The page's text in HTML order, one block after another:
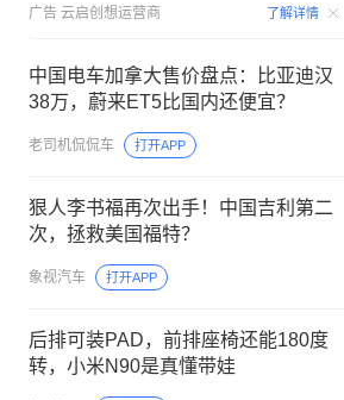
广告 云启创想运营商 了解详情
中国电车加拿大售价盘点：比亚迪汉
38万，蔚来ET5比国内还便宜？
老司机侃侃车 打开APP
狠人李书福再次出手！中国吉利第二
次，拯救美国福特？
象视汽车 打开APP
后排可装PAD，前排座椅还能180度
转，小米N90是真懂带娃